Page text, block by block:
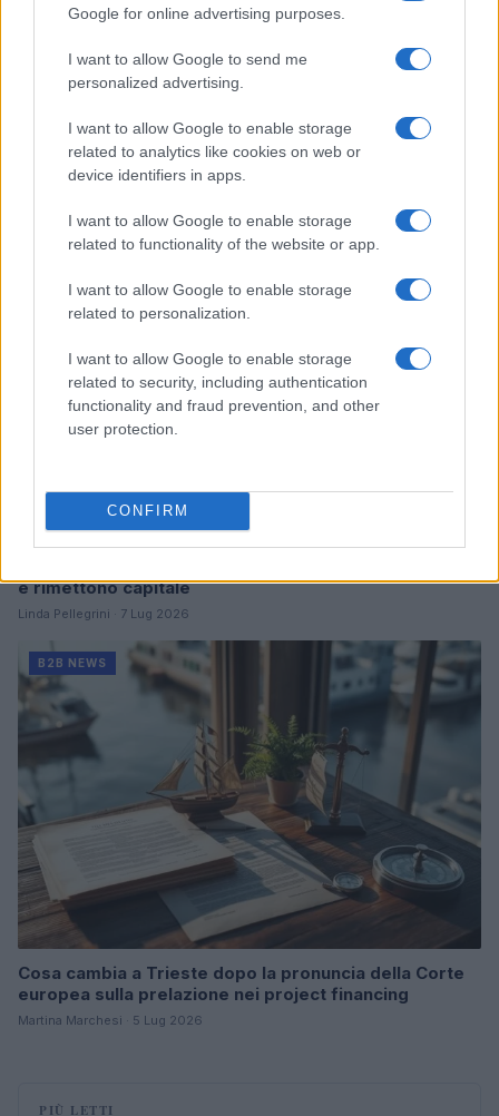
Google for online advertising purposes.
I want to allow Google to send me
personalized advertising.
I want to allow Google to enable storage
related to analytics like cookies on web or
device identifiers in apps.
I want to allow Google to enable storage
related to functionality of the website or app.
I want to allow Google to enable storage
related to personalization.
I want to allow Google to enable storage
related to security, including authentication
functionality and fraud prevention, and other
user protection.
CONFIRM
Ripensare le tecnologie umanitarie oltre i criteri dei
donatori
e rimettono capitale
Linda Pellegrini · 7 Lug 2026
B2B NEWS
Cosa cambia a Trieste dopo la pronuncia della Corte
europea sulla prelazione nei project financing
Martina Marchesi · 5 Lug 2026
PIÙ LETTI